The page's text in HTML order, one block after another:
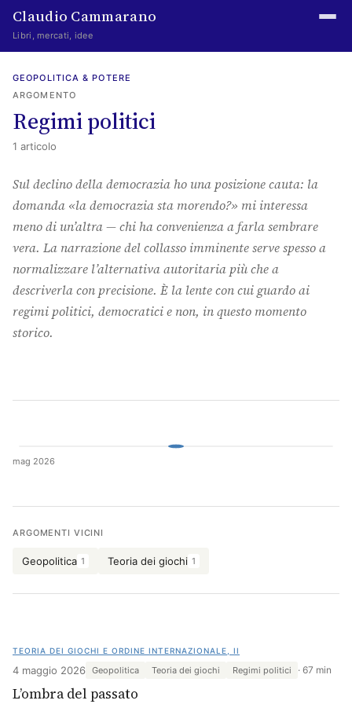
Claudio Cammarano
Libri, mercati, idee
Home
Curated
Learning log
Irene Media
Episteme Advisory
Indice
About
GEOPOLITICA & POTERE
ARGOMENTO
Regimi politici
1 articolo
Sul declino della democrazia ho una posizione cauta: la
domanda «la democrazia sta morendo?» mi interessa
meno di un’altra — chi ha convenienza a farla sembrare
vera. La narrazione del collasso imminente serve spesso a
normalizzare l’alternativa autoritaria più che a
descriverla con precisione. È la lente con cui guardo ai
regimi politici, democratici e non, in questo momento
storico.
mag 2026
ARGOMENTI VICINI
Geopolitica 1 Teoria dei giochi 1
TEORIA DEI GIOCHI E ORDINE INTERNAZIONALE, II
4 maggio 2026 Geopolitica Teoria dei giochi Regimi politici 67 min
L’ombra del passato